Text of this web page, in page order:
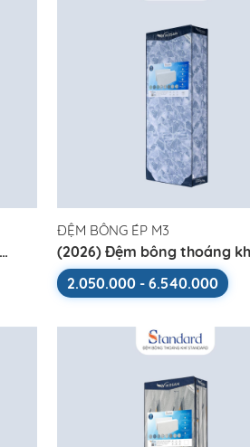
ĐỆM BÔNG ÉP M3
(2026) Đệm bông thoáng
Standard
2.050.000 - 6.540.000